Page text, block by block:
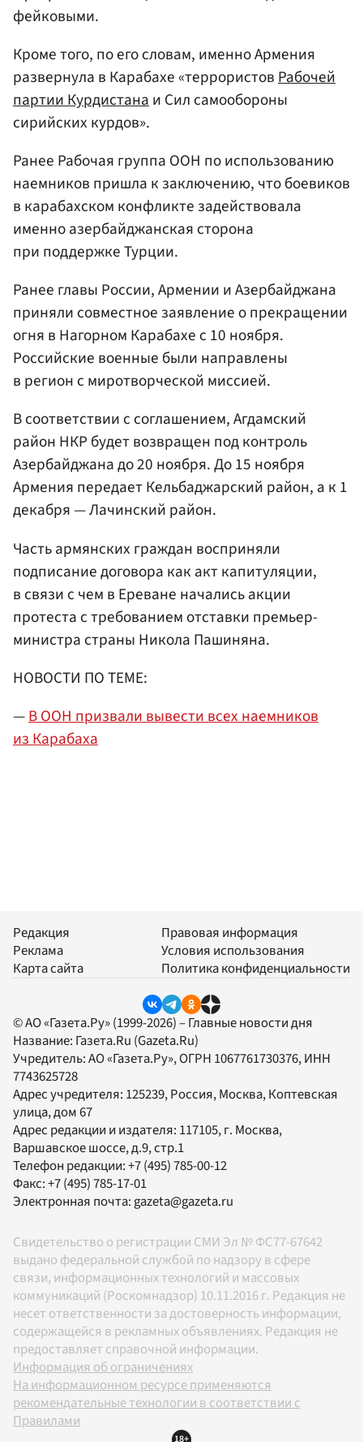
фейковыми.
Кроме того, по его словам, именно Армения
развернула в Карабахе «террористовРабочей
партии Курдистанаи Сил самообороны
сирийских курдов».
Ранее Рабочая группа ООН по использованию
наемников пришла к заключению, что боевиков
в карабахском конфликте задействовала
именно азербайджанская сторона
при поддержке Турции.
Ранее главы России, Армении и Азербайджана
приняли совместное заявление о прекращении
огня в Нагорном Карабахе с 10 ноября.
Российские военные были направлены
в регион с миротворческой миссией.
В соответствии с соглашением, Агдамский
район НКР будет возвращен под контроль
Азербайджана до 20 ноября. До 15 ноября
Армения передает Кельбаджарский район, а к 1
декабря — Лачинский район.
Часть армянских граждан восприняли
подписание договора как акт капитуляции,
в связи с чем в Ереване начались акции
протеста с требованием отставки премьер-
министра страны Никола Пашиняна.
НОВОСТИ ПО ТЕМЕ:
—В ООН призвали вывести всех наемников
из Карабаха
Редакция
Реклама
Карта сайта
Правовая информация
Условия использования
Политика конфиденциальности
© АО «Газета.Ру» (1999-2026) – Главные новости дня
Название: Газета.Ru (Gazeta.Ru)
Учредитель:АО «Газета.Ру», ОГРН 1067761730376, ИНН
7743625728
Адрес учредителя: 125239, Россия, Москва, Коптевская
улица, дом 67
Адрес редакции и издателя: 117105, г. Москва,
Варшавское шоссе, д.9, стр.1
Телефон редакции:+7 (495) 785-00-12
Факс:+7 (495) 785-17-01
Электронная почта: gazeta@gazeta.ru
Свидетельство о регистрации СМИ Эл № ФС77-67642
выдано федеральной службой по надзору в сфере
связи, информационных технологий и массовых
коммуникаций (Роскомнадзор) 10.11.2016 г. Редакция не
несет ответственности за достоверность информации,
содержащейся в рекламных объявлениях. Редакция не
предоставляет справочной информации.
Информация об ограничениях
На информационном ресурсе применяются
рекомендательные технологии в соответствии с
Правилами